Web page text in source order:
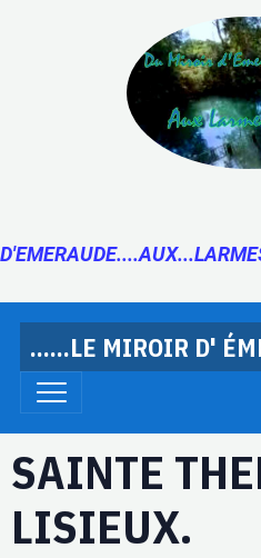
......LE MIROIR D'
SAINTE
LISIEUX.